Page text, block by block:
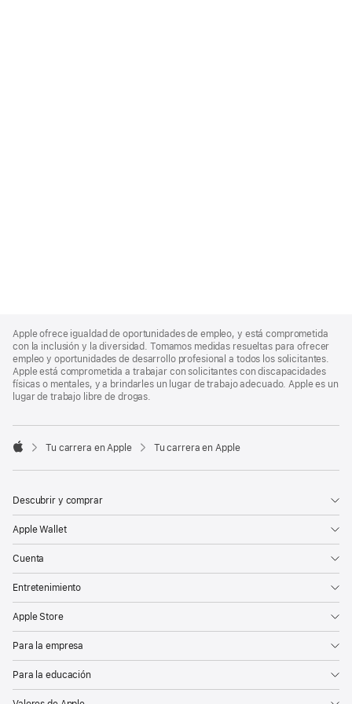
Footer
Apple ofrece igualdad de oportunidades de empleo, y está comprometida
con la inclusión y la diversidad. Tomamos medidas resueltas para ofrecer
empleo y oportunidades de desarrollo profesional a todos los solicitantes.
Apple está comprometida a trabajar con solicitantes con discapacidades
físicas o mentales, y a brindarles un lugar de trabajo adecuado. Apple es un
lugar de trabajo libre de drogas.

Tu carrera en Apple Tu carrera en Apple
Descubrir y comprar
Apple Wallet
Cuenta
Entretenimiento
Apple Store
Para la empresa
Para la educación